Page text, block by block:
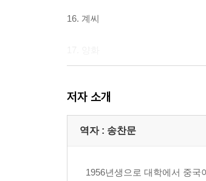
16. 계씨
19. 자장
저자 소개
역자 : 송찬문
1956년생으로 대학에서 중